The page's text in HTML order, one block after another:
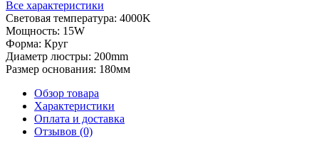
Все характеристики
Cветовая температура: 4000K
Мощность: 15W
Форма: Круг
Диаметр люстры: 200mm
Размер основания: 180мм
Обзор товара
Характеристики
Оплата и доставка
Отзывов (0)